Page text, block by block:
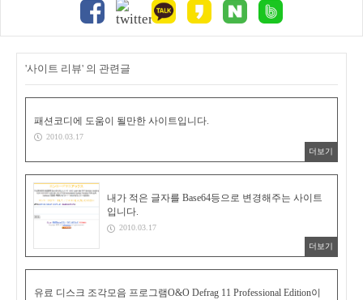
'사이트 리뷰' 의 관련글
패션코디에 도움이 될만한 사이트입니다.
2010.03.17
더보기
내가 적은 글자를 Base64등으로 변경해주는 사이트
입니다.
2010.03.17
더보기
유료 디스크 조각모음 프로그램O&O Defrag 11 Professional Edition이